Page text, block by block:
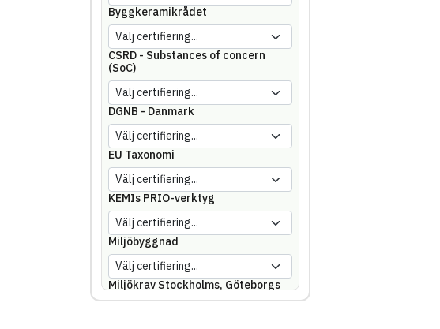
Byggkeramikrådet
CSRD - Substances of concern
(SoC)
DGNB - Danmark
EU Taxonomi
KEMIs PRIO-verktyg
Miljöbyggnad
Miljökrav Stockholms, Göteborgs
eller Malmö stad